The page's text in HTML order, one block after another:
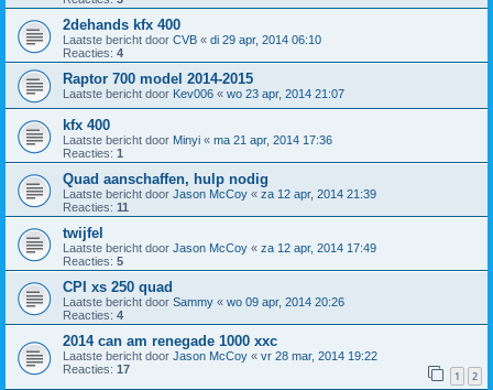
2dehands kfx 400
Laatste bericht door CVB « di 29 apr, 2014 06:10
Reacties: 4
Raptor 700 model 2014-2015
Laatste bericht door Kev006 « wo 23 apr, 2014 21:07
kfx 400
Laatste bericht door Minyi « ma 21 apr, 2014 17:36
Reacties: 1
Quad aanschaffen, hulp nodig
Laatste bericht door Jason McCoy « za 12 apr, 2014 21:39
Reacties: 11
twijfel
Laatste bericht door Jason McCoy « za 12 apr, 2014 17:49
Reacties: 5
CPI xs 250 quad
Laatste bericht door Sammy « wo 09 apr, 2014 20:26
Reacties: 4
2014 can am renegade 1000 xxc
Laatste bericht door Jason McCoy « vr 28 mar, 2014 19:22
Reacties: 17 1 2